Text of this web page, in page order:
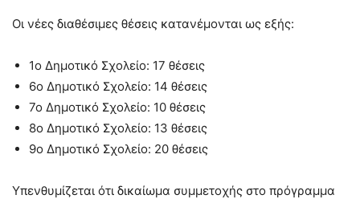
Οι νέες διαθέσιμες θέσεις κατανέμονται ως εξής:
1ο Δημοτικό Σχολείο: 17 θέσεις
6ο Δημοτικό Σχολείο: 14 θέσεις
7ο Δημοτικό Σχολείο: 10 θέσεις
8ο Δημοτικό Σχολείο: 13 θέσεις
9ο Δημοτικό Σχολείο: 20 θέσεις
Υπενθυμίζεται ότι δικαίωμα συμμετοχής στο πρόγραμμα